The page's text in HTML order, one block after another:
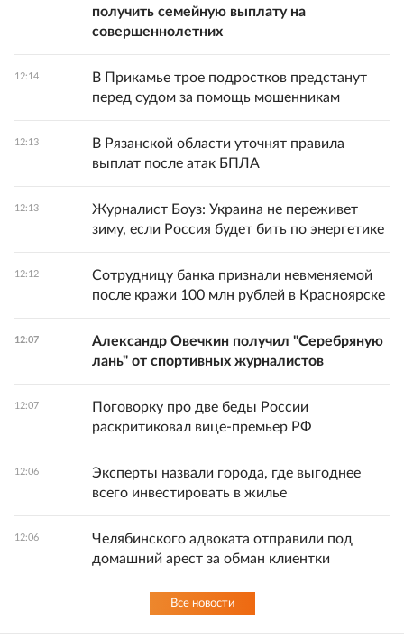
получить семейную выплату на
совершеннолетних
12:14
В Прикамье трое подростков предстанут
перед судом за помощь мошенникам
12:13
В Рязанской области уточнят правила
выплат после атак БПЛА
12:13
Журналист Боуз: Украина не переживет
зиму, если Россия будет бить по энергетике
12:12
Сотрудницу банка признали невменяемой
после кражи 100 млн рублей в Красноярске
12:07
Александр Овечкин получил "Серебряную
лань" от спортивных журналистов
12:07
Поговорку про две беды России
раскритиковал вице-премьер РФ
12:06
Эксперты назвали города, где выгоднее
всего инвестировать в жилье
12:06
Челябинского адвоката отправили под
домашний арест за обман клиентки
Все новости